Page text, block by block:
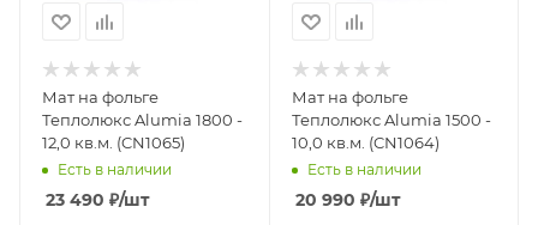
Мат на фольге
Теплолюкс Alumia 1800 -
12,0 кв.м. (CN1065)
Есть в наличии
23 490 ₽/шт
Мат на фольге
Теплолюкс Alumia 1500 -
10,0 кв.м. (CN1064)
Есть в наличии
20 990 ₽/шт